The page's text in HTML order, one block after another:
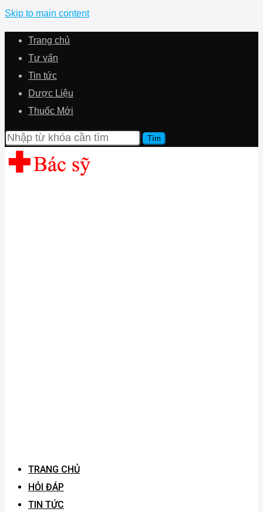
Skip to main content
Trang chủ
Tư vấn
Tin tức
Dược Liệu
Thuốc Mới
TRANG CHỦ
HỎI ĐÁP
TIN TỨC